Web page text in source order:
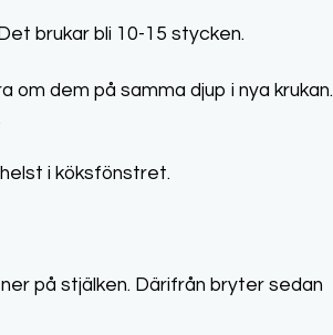
brukar bli 10-15 stycken.
om dem på samma djup i nya krukan.
i köksfönstret.
på stjälken. Därifrån bryter sedan